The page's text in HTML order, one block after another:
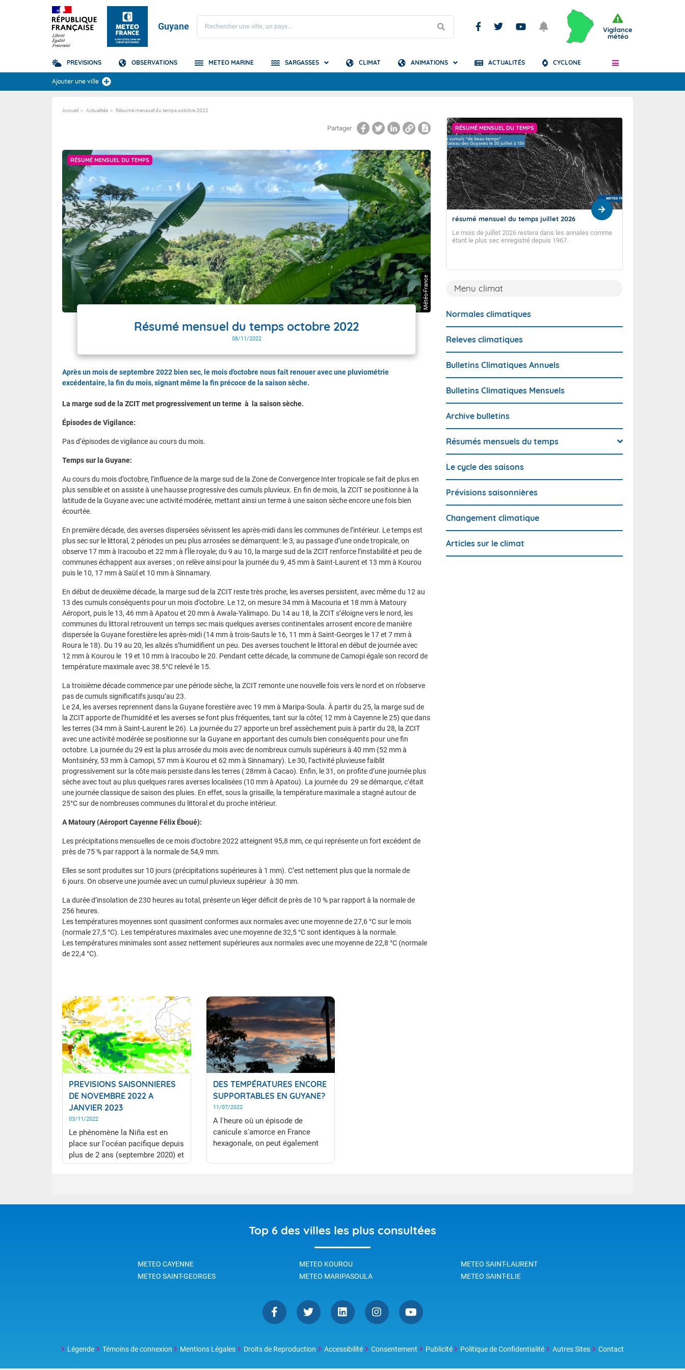
Guyane
Prévisions
TOUS LES RÉSULTATS
Articles
Vigilance
météo
PREVISIONS OBSERVATIONS METEO MARINE SARGASSES CLIMAT ANIMATIONS ACTUALITÉS CYCLONE
Ajouter une ville
Accueil Actualités Résumé mensuel du temps octobre 2022
Partager
RÉSUMÉ MENSUEL DU TEMPS
Météo-France
Résumé mensuel du temps octobre 2022
08/11/2022
Après un mois de septembre 2022 bien sec, le mois d'octobre nous fait renouer avec une pluviométrie
excédentaire, la fin du mois, signant même la fin précoce de la saison sèche.
La marge sud de la ZCIT met progressivement un terme à la saison sèche.
Épisodes de Vigilance:
Pas d’épisodes de vigilance au cours du mois.
Temps sur la Guyane:
Au cours du mois d’octobre, l’influence de la marge sud de la Zone de Convergence Inter tropicale se fait de plus en
plus sensible et on assiste à une hausse progressive des cumuls pluvieux. En fin de mois, la ZCIT se positionne à la
latitude de la Guyane avec une activité modérée, mettant ainsi un terme à une saison sèche encore une fois bien
écourtée.
En première décade, des averses dispersées sévissent les après-midi dans les communes de l’intérieur. Le temps est
plus sec sur le littoral, 2 périodes un peu plus arrosées se démarquent: le 3, au passage d’une onde tropicale, on
observe 17 mm à Iracoubo et 22 mm à l’Île royale; du 9 au 10, la marge sud de la ZCIT renforce l’instabilité et peu de
communes échappent aux averses ; on relève ainsi pour la journée du 9, 45 mm à Saint-Laurent et 13 mm à Kourou
puis le 10, 17 mm à Saül et 10 mm à Sinnamary.
En début de deuxième décade, la marge sud de la ZCIT reste très proche, les averses persistent, avec même du 12 au
13 des cumuls conséquents pour un mois d’octobre. Le 12, on mesure 34 mm à Macouria et 18 mm à Matoury
Aéroport, puis le 13, 46 mm à Apatou et 20 mm à Awala-Yalimapo. Du 14 au 18, la ZCIT s’éloigne vers le nord, les
communes du littoral retrouvent un temps sec mais quelques averses continentales arrosent encore de manière
dispersée la Guyane forestière les après-midi (14 mm à trois-Sauts le 16, 11 mm à Saint-Georges le 17 et 7 mm à
Roura le 18). Du 19 au 20, les alizés s’humidifient un peu. Des averses touchent le littoral en début de journée avec
12 mm à Kourou le 19 et 10 mm à Iracoubo le 20. Pendant cette décade, la commune de Camopi égale son record de
température maximale avec 38.5°C relevé le 15.
La troisième décade commence par une période sèche, la ZCIT remonte une nouvelle fois vers le nord et on n’observe
pas de cumuls significatifs jusqu’au 23.
Le 24, les averses reprennent dans la Guyane forestière avec 19 mm à Maripa-Soula. À partir du 25, la marge sud de
la ZCIT apporte de l’humidité et les averses se font plus fréquentes, tant sur la côte( 12 mm à Cayenne le 25) que dans
les terres (34 mm à Saint-Laurent le 26). La journée du 27 apporte un bref assèchement puis à partir du 28, la ZCIT
avec une activité modérée se positionne sur la Guyane en apportant des cumuls bien conséquents pour une fin
octobre. La journée du 29 est la plus arrosée du mois avec de nombreux cumuls supérieurs à 40 mm (52 mm à
Montsinéry, 53 mm à Camopi, 57 mm à Kourou et 62 mm à Sinnamary). Le 30, l’activité pluvieuse faiblit
progressivement sur la côte mais persiste dans les terres ( 28mm à Cacao). Enfin, le 31, on profite d’une journée plus
sèche avec tout au plus quelques rares averses localisées (10 mm à Apatou). La journée du 29 se démarque, c’était
une journée classique de saison des pluies. En effet, sous la grisaille, la température maximale a stagné autour de
25°C sur de nombreuses communes du littoral et du proche intérieur.
A Matoury (Aéroport Cayenne Félix Éboué):
Les précipitations mensuelles de ce mois d’octobre 2022 atteignent 95,8 mm, ce qui représente un fort excédent de
près de 75 % par rapport à la normale de 54,9 mm.
Elles se sont produites sur 10 jours (précipitations supérieures à 1 mm). C’est nettement plus que la normale de
6 jours. On observe une journée avec un cumul pluvieux supérieur à 30 mm.
La durée d’insolation de 230 heures au total, présente un léger déficit de près de 10 % par rapport à la normale de
256 heures.
Les températures moyennes sont quasiment conformes aux normales avec une moyenne de 27,6 °C sur le mois
(normale 27,5 °C). Les températures maximales avec une moyenne de 32,5 °C sont identiques à la normale.
Les températures minimales sont assez nettement supérieures aux normales avec une moyenne de 22,8 °C (normale
de 22,4 °C).
Du nouveau pour le bulletin de prévision
des échouements de sargasses de
Guyane !
Dès ce lundi 06 juillet, Météo-France déploie une toute
nouvelle version de son bulletin de surveillance et de
prévision d’échouement de sargasses. Après une longue
phase de développement technique et de tests, le bulletin
de Météo-France fait peau neuve pour offrir des
informations plus claires, plus précises et plus ancrées
dans la réalité du terrain. Que vous soyez un acteur
public, un professionnel de la mer ou un citoyen, voici ce
RÉSUMÉ MENSUEL DU TEMPS
résumé mensuel du temps juillet 2026
Le mois de juillet 2026 restera dans les annales comme
étant le plus sec enregistré depuis 1967.
Menu climat
Normales climatiques
Releves climatiques
Bulletins Climatiques Annuels
Bulletins Climatiques Mensuels
Archive bulletins
Résumés mensuels du temps
Le cycle des saisons
Prévisions saisonnières
Changement climatique
Articles sur le climat
PREVISIONS SAISONNIERES
DE NOVEMBRE 2022 A
JANVIER 2023
03/11/2022
Le phénomène la Niña est en
place sur l'océan pacifique depuis
plus de 2 ans (septembre 2020) et
ce n'est toujours pas fini ! La Niña
proches des normales dans les
DES TEMPÉRATURES ENCORE
SUPPORTABLES EN GUYANE?
11/07/2022
A l'heure où un épisode de
canicule s'amorce en France
hexagonale, on peut également
observées en Guyane. Sont-elles
en Guyane et quelques
Top 6 des villes les plus consultées
METEO CAYENNE METEO KOUROU
METEO SAINT-LAURENT
METEO SAINT-GEORGES
METEO MARIPASOULA METEO SAINT-ELIE
Légende Témoins de connexion Mentions Légales Droits de Reproduction Accessibilité Consentement Publicité Politique de Confidentialité Autres Sites Contact